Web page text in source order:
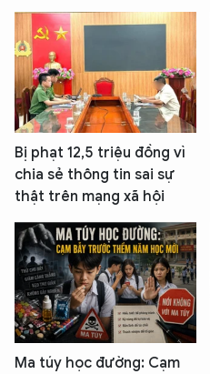
Bị phạt 12,5 triệu đồng vì
chia sẻ thông tin sai sự
thật trên mạng xã hội
Ma túy học đường: Cạm